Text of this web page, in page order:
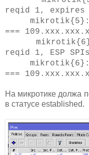
reqid 1, expires
mikrotik{5}:
===
mikrotik{6}:
reqid 1, ESP
mikrotik{6}:
===
На микротике должа
в статусе established.